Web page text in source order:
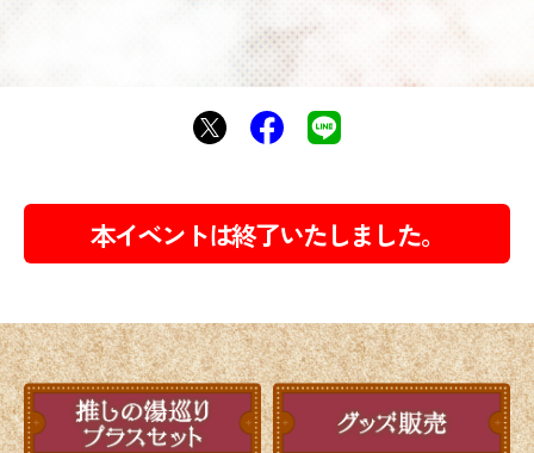
本イベントは終了いたしました。